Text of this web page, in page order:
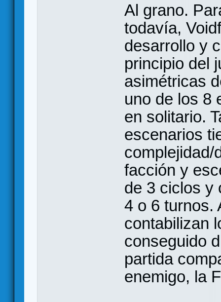
Al grano.
todavía,
desarrollo y
principio del
asimétricas
uno de los 8
en solitario.
escenarios
complejidad/
facción y
de 3 ciclos y
4 o 6 turnos.
contabilizan
conseguido
partida
enemigo, la